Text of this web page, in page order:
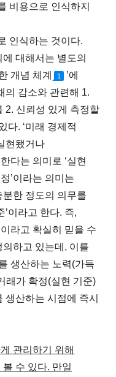
비용으로 인식하지
인식하는 것이다.
대해서는 별도의
개념 체계
1
’에
의 감소와 관련해 1.
2. 신뢰성 있게 측정할
다. ‘미래 경제적
현됐거나
다는 의미로 ‘실현
’이라는 의미는
한 정도의 의무를
’이라고 한다. 즉,
라고 확실히 믿을 수
하고 있는데, 이를
생산하는 노력(가득
래가 확정(실현 기준)
산하는 시점에 즉시
관리하기 위해
수 있다. 만일